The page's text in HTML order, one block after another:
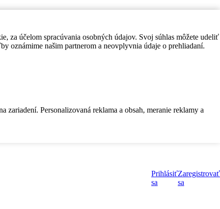
za účelom spracúvania osobných údajov. Svoj súhlas môžete udeliť
oznámime našim partnerom a neovplyvnia údaje o prehliadaní.
Personalizovaná reklama a obsah, meranie reklamy a
Prihlásiť
sa
Zaregistrovať
sa